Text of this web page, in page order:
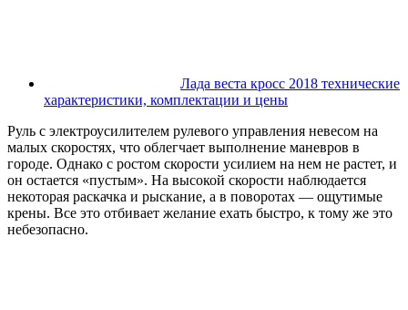
Лада веста кросс 2018 технические
характеристики, комплектации и цены
Руль с электроусилителем рулевого управления невесом на
малых скоростях, что облегчает выполнение маневров в
городе. Однако с ростом скорости усилием на нем не растет, и
он остается «пустым». На высокой скорости наблюдается
некоторая раскачка и рыскание, а в поворотах — ощутимые
крены. Все это отбивает желание ехать быстро, к тому же это
небезопасно.